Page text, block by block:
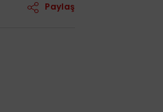
Paylaş